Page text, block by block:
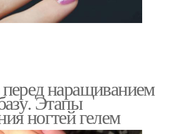
наращиванием
Этапы
ногтей гелем